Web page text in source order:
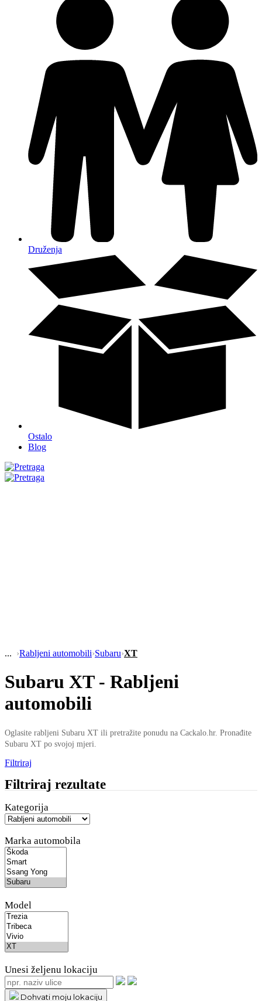
Druženja
Ostalo
Blog
›Rabljeni automobili›Subaru›XT
Subaru XT - Rabljeni
automobili
Oglasite rabljeni Subaru XT ili pretražite ponudu na Cackalo.hr. Pronađite
Subaru XT po svojoj mjeri.
Filtriraj
Filtriraj rezultate
Kategorija
Marka automobila
Model
Unesi željenu lokaciju
Dohvati moju lokaciju